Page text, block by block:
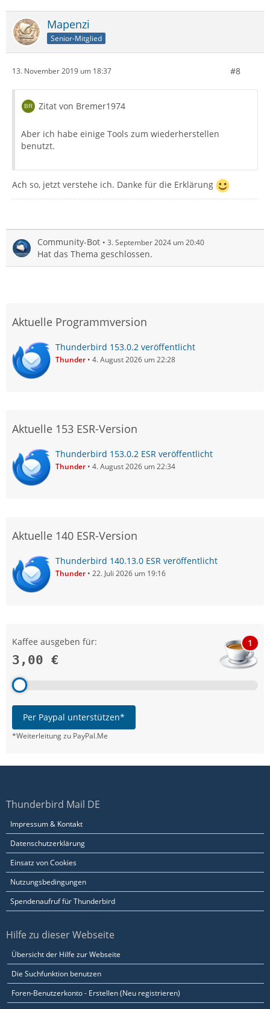
Mapenzi
Senior-Mitglied
13. November 2019 um 18:37 #8
Zitat von Bremer1974
Aber ich habe einige Tools zum wiederherstellen
benutzt.
Ach so, jetzt verstehe ich. Danke für die Erklärung
Community-Bot 3. September 2024 um 20:40
Hat das Thema geschlossen.
Aktuelle Programmversion
Thunderbird 153.0.2 veröffentlicht
Thunder 4. August 2026 um 22:28
Aktuelle 153 ESR-Version
Thunderbird 153.0.2 ESR veröffentlicht
Thunder 4. August 2026 um 22:34
Aktuelle 140 ESR-Version
Thunderbird 140.13.0 ESR veröffentlicht
Thunder 22. Juli 2026 um 19:16
Kaffee ausgeben für:
3,00 €
1
Per Paypal unterstützen*
*Weiterleitung zu PayPal.Me
Thunderbird Mail DE
Impressum & Kontakt
Datenschutzerklärung
Einsatz von Cookies
Nutzungsbedingungen
Spendenaufruf für Thunderbird
Hilfe zu dieser Webseite
Übersicht der Hilfe zur Webseite
Die Suchfunktion benutzen
Foren-Benutzerkonto - Erstellen (Neu registrieren)